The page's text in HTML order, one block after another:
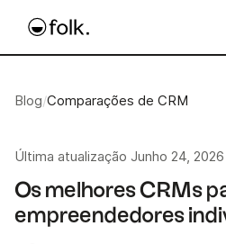
Blog/Comparações de CRM
Última atualização Junho 24, 2026
Os melhores CRMs
empreendedores